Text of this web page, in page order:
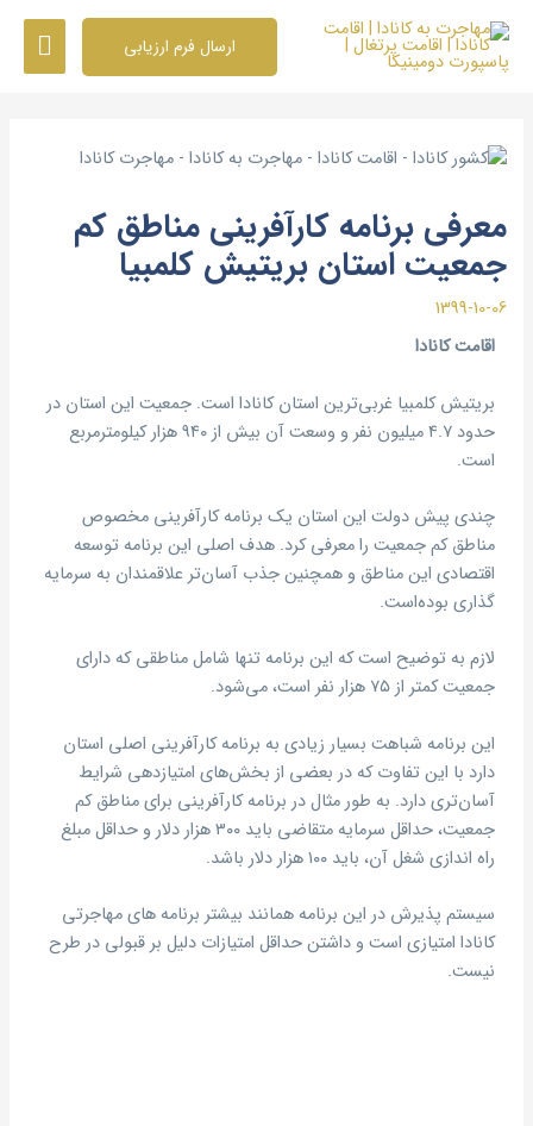
محتوا
ارسال فرم ارزیابی
معرفی برنامه کارآفرینی مناطق کم
جمعیت استان بریتیش کلمبیا
1399-10-06
اقامت کانادا
بریتیش کلمبیا غربی‌ترین استان کانادا است. جمعیت این استان در
حدود ۴.۷ میلیون نفر و وسعت آن بیش از ۹۴۰ هزار کیلومترمربع
است.
چندی پیش دولت این استان یک برنامه کارآفرینی مخصوص
مناطق کم جمعیت را معرفی کرد. هدف اصلی این برنامه توسعه
اقتصادی این مناطق و همچنین جذب آسان‌تر علاقمندان به سرمایه
گذاری بوده‌است.
لازم به توضیح است که این برنامه تنها شامل مناطقی که دارای
جمعیت کمتر از ۷۵ هزار نفر است، می‌شود.
این برنامه شباهت بسیار زیادی به برنامه کارآفرینی اصلی استان
دارد با این تفاوت که در بعضی از بخش‌های امتیازدهی شرایط
آسان‌تری دارد‌. به طور مثال در برنامه کارآفرینی برای مناطق کم
جمعیت، حداقل سرمایه متقاضی باید ۳۰۰ هزار دلار و حداقل مبلغ
راه اندازی شغل آن، باید ۱۰۰ هزار دلار باشد.
سیستم پذیرش در این برنامه همانند بیشتر برنامه های مهاجرتی
کانادا امتیازی است و داشتن حداقل امتیازات دلیل بر قبولی در طرح
نیست.